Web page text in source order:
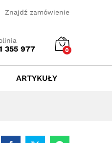
Znajdź zamówienie
355 977 0
ARTYKUŁY
do koszyka